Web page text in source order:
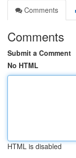
Comments
Comments
Submit a Comment
No HTML
HTML is disabled